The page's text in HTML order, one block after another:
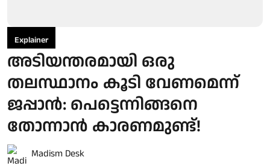
Explainer
അടിയന്തരമായി ഒരു
തലസ്ഥാനം കൂടി വേണമെന്ന്
ജപ്പാൻ: പെട്ടെന്നിങ്ങനെ
തോന്നാൻ കാരണമുണ്ട്!
Madism Desk